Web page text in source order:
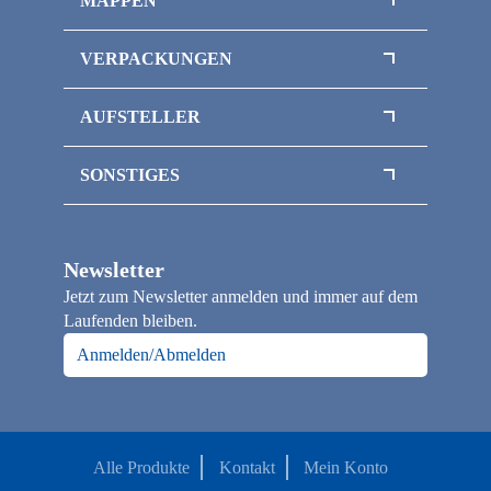
Flipchart-Mappen
Sammelmappen / Magnetmappen
VERPACKUNGEN
Magnetboxen
Inlays / Schaumstoffeinlagen
Flaschenverpackungen
Faltschachteln
AUFSTELLER
Thekenaufsteller
SONSTIGES
Loseblattsammlung / Broschüre A4
Notizbücher
Kalender
Newsletter
Jetzt zum Newsletter anmelden und immer auf dem
Laufenden bleiben.
Anmelden/Abmelden
Alle Produkte Kontakt Mein Konto